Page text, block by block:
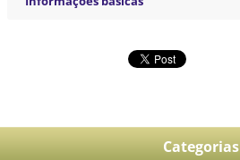
Categorias